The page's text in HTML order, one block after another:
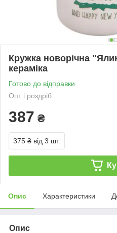
Кружка новорічна
кераміка
Готово до відправки
Опт і роздріб
387 ₴
375 ₴ від 3 шт.
Опис Характеристики
Опис